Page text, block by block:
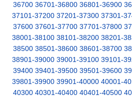
36700 36701-36800 36801-36900
37101-37200 37201-37300 37301-
37600 37601-37700 37701-37800
38001-38100 38101-38200 38201-
38500 38501-38600 38601-38700
38901-39000 39001-39100 39101-
39400 39401-39500 39501-39600
39801-39900 39901-40000 40001-
40300 40301-40400 40401-40500